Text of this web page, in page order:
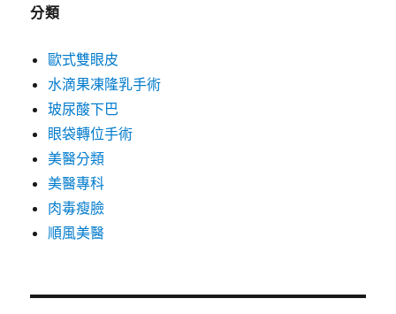
分類
歐式雙眼皮
水滴果凍隆乳手術
玻尿酸下巴
眼袋轉位手術
美醫分類
美醫專科
肉毒瘦臉
順風美醫